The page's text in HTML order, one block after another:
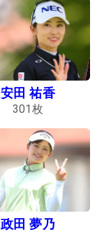
安田 祐香
301 枚
政田 夢乃